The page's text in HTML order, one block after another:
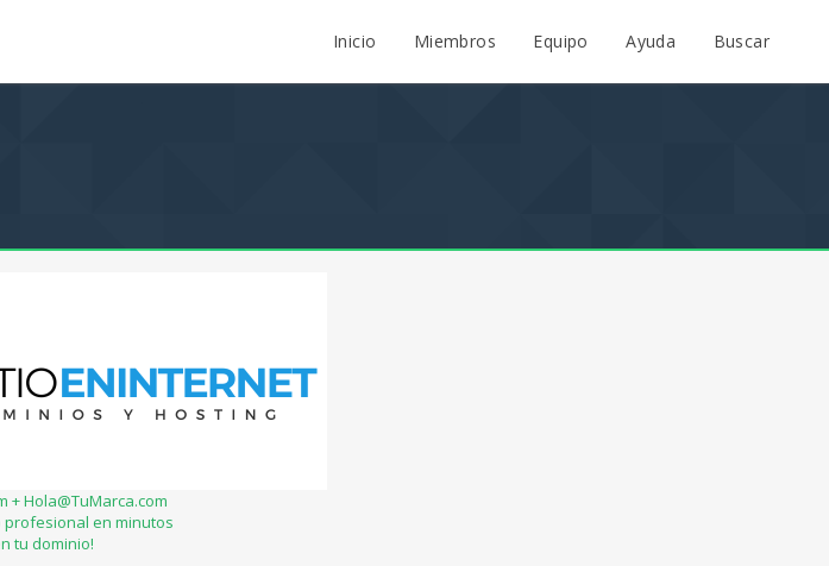
Inicio Miembros Equipo Ayuda Buscar
+ Hola@TuMarca.com
profesional en minutos
tu dominio!